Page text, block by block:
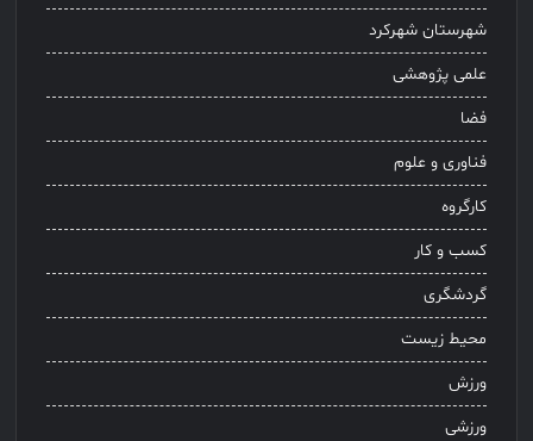
شهرستان شهرکرد
علمی پژوهشی
فضا
فناوری و علوم
کارگروه
کسب و کار
گردشگری
محیط زیست
ورزش
ورزشی